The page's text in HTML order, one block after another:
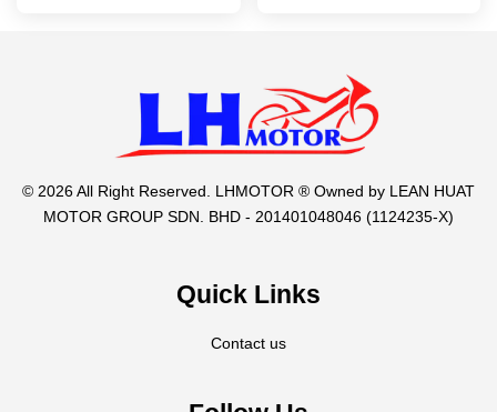
© 2026 All Right Reserved. LHMOTOR ® Owned by LEAN HUAT
MOTOR GROUP SDN. BHD - 201401048046 (1124235-X)
Quick Links
Contact us